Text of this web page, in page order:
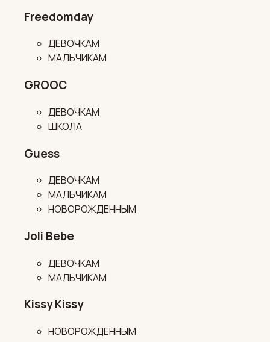
Freedomday
ДЕВОЧКАМ
МАЛЬЧИКАМ
GROOC
ДЕВОЧКАМ
ШКОЛА
Guess
ДЕВОЧКАМ
МАЛЬЧИКАМ
НОВОРОЖДЕННЫМ
Joli Bebe
ДЕВОЧКАМ
МАЛЬЧИКАМ
Kissy Kissy
НОВОРОЖДЕННЫМ